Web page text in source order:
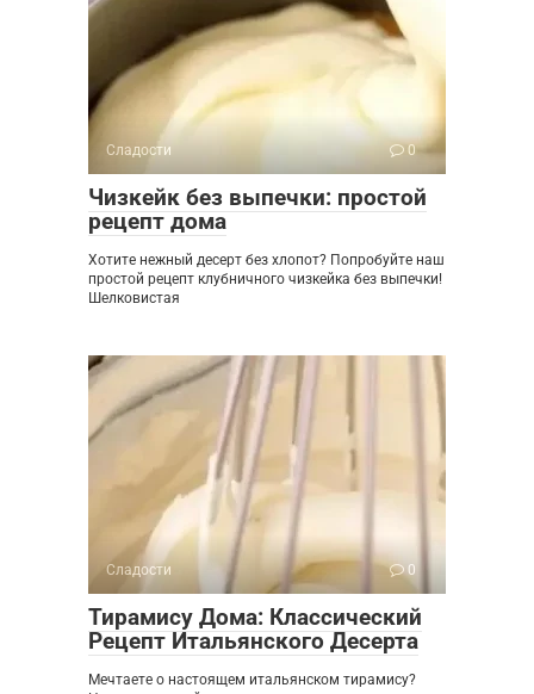
Сладости 0
Чизкейк без выпечки: простой
рецепт дома
Хотите нежный десерт без хлопот? Попробуйте наш
простой рецепт клубничного чизкейка без выпечки!
Шелковистая
Сладости 0
Тирамису Дома: Классический
Рецепт Итальянского Десерта
Мечтаете о настоящем итальянском тирамису?